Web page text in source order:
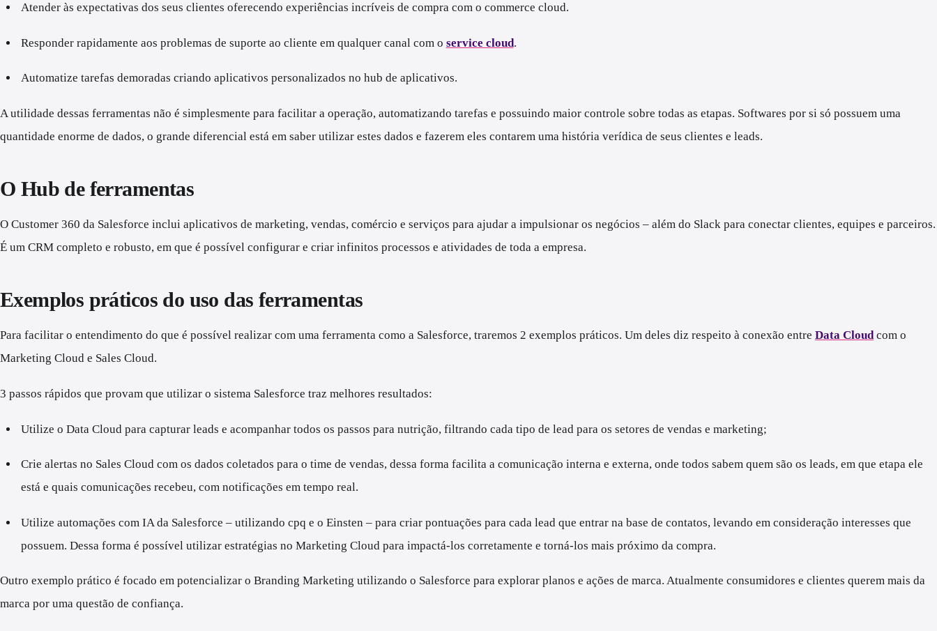
Atender às expectativas dos seus clientes oferecendo experiências incríveis de compra com o commerce cloud.
Responder rapidamente aos problemas de suporte ao cliente em qualquer canal com o service cloud.
Automatize tarefas demoradas criando aplicativos personalizados no hub de aplicativos.
A utilidade dessas ferramentas não é simplesmente para facilitar a operação, automatizando tarefas e possuindo maior controle sobre todas as etapas. Softwares por si só possuem uma
quantidade enorme de dados, o grande diferencial está em saber utilizar estes dados e fazerem eles contarem uma história verídica de seus clientes e leads.
O Hub de ferramentas
O Customer 360 da Salesforce inclui aplicativos de marketing, vendas, comércio e serviços para ajudar a impulsionar os negócios – além do Slack para conectar clientes, equipes e parceiros.
É um CRM completo e robusto, em que é possível configurar e criar infinitos processos e atividades de toda a empresa.
Exemplos práticos do uso das ferramentas
Para facilitar o entendimento do que é possível realizar com uma ferramenta como a Salesforce, traremos 2 exemplos práticos. Um deles diz respeito à conexão entre Data Cloudcom o
Marketing Cloud e Sales Cloud.
3 passos rápidos que provam que utilizar o sistema Salesforce traz melhores resultados:
Utilize o Data Cloud para capturar leads e acompanhar todos os passos para nutrição, filtrando cada tipo de lead para os setores de vendas e marketing;
Crie alertas no Sales Cloud com os dados coletados para o time de vendas, dessa forma facilita a comunicação interna e externa, onde todos sabem quem são os leads, em que etapa ele
está e quais comunicações recebeu, com notificações em tempo real.
Utilize automações com IA da Salesforce – utilizando cpq e o Einsten – para criar pontuações para cada lead que entrar na base de contatos, levando em consideração interesses que
possuem. Dessa forma é possível utilizar estratégias no Marketing Cloud para impactá-los corretamente e torná-los mais próximo da compra.
Outro exemplo prático é focado em potencializar o Branding Marketing utilizando o Salesforce para explorar planos e ações de marca. Atualmente consumidores e clientes querem mais da
marca por uma questão de confiança.